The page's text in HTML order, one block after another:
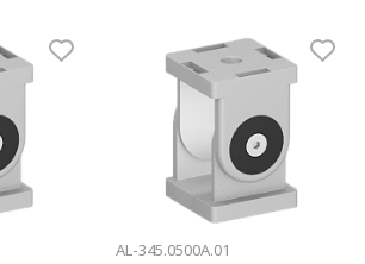
AL-345.0500A.01